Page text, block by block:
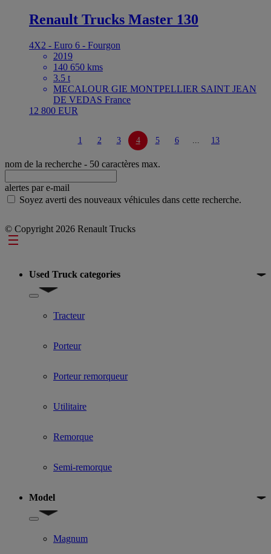
Renault Trucks Master 130
4X2 - Euro 6 - Fourgon
2019
140 650 kms
3.5 t
MECALOUR GIE MONTPELLIER SAINT JEAN
DE VEDAS France
12 800 EUR
1 2 3 4 5 6 ... 13
nom de la recherche - 50 caractères max.
alertes par e-mail
Soyez averti des nouveaux véhicules dans cette recherche.
© Copyright 2026 Renault Trucks
Footer
Used Truck categories
Show submenu for Used Truck categories
Tracteur
Porteur
Porteur remorqueur
Utilitaire
Remorque
Semi-remorque
Model
Show submenu for Model
Magnum